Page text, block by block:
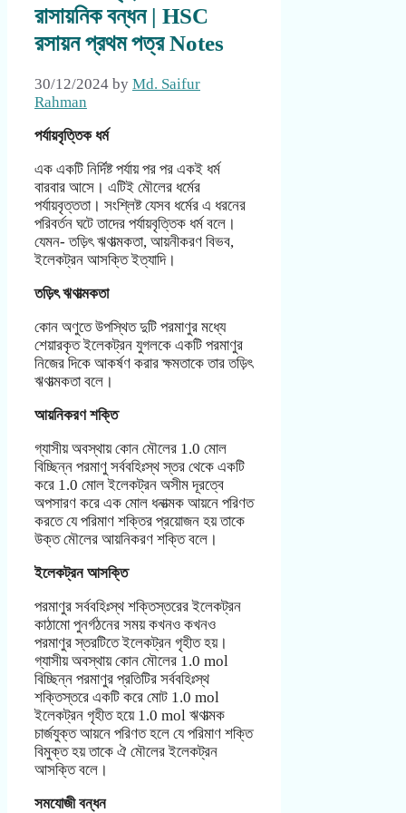
রাসায়নিক বন্ধন | HSC
রসায়ন প্রথম পত্র Notes
30/12/2024 by Md. Saifur
Rahman
পর্যায়বৃত্তিক ধর্ম
এক একটি নির্দিষ্ট পর্যায় পর পর একই ধর্ম
বারবার আসে। এটিই মৌলের ধর্মের
পর্যায়বৃত্ততা। সংশ্লিষ্ট যেসব ধর্মের এ ধরনের
পরিবর্তন ঘটে তাদের পর্যায়বৃত্তিক ধর্ম বলে।
যেমন- তড়িৎ ঋণাত্মকতা, আয়নীকরণ বিভব,
ইলেকট্রন আসক্তি ইত্যাদি।
তড়িৎ ঋণাত্মকতা
কোন অণুতে উপস্থিত দুটি পরমাণুর মধ্যে
শেয়ারকৃত ইলেকট্রন যুগলকে একটি পরমাণুর
নিজের দিকে আকর্ষণ করার ক্ষমতাকে তার তড়িৎ
ঋণাত্মকতা বলে।
আয়নিকরণ শক্তি
গ্যাসীয় অবস্থায় কোন মৌলের 1.0 মোল
বিচ্ছিন্ন পরমাণু সর্ববহিঃস্থ স্তর থেকে একটি
করে 1.0 মোল ইলেকট্রন অসীম দূরত্বে
অপসারণ করে এক মোল ধনাত্মক আয়নে পরিণত
করতে যে পরিমাণ শক্তির প্রয়োজন হয় তাকে
উক্ত মৌলের আয়নিকরণ শক্তি বলে।
ইলেকট্রন আসক্তি
পরমাণুর সর্ববহিঃস্থ শক্তিস্তরের ইলেকট্রন
কাঠামো পুনর্গঠনের সময় কখনও কখনও
পরমাণুর স্তরটিতে ইলেকট্রন গৃহীত হয়।
গ্যাসীয় অবস্থায় কোন মৌলের 1.0 mol
বিচ্ছিন্ন পরমাণুর প্রতিটির সর্ববহিঃস্থ
শক্তিস্তরে একটি করে মোট 1.0 mol
ইলেকট্রন গৃহীত হয়ে 1.0 mol ঋণাত্মক
চার্জযুক্ত আয়নে পরিণত হলে যে পরিমাণ শক্তি
বিমুক্ত হয় তাকে ঐ মৌলের ইলেকট্রন
আসক্তি বলে।
সমযোজী বন্ধন